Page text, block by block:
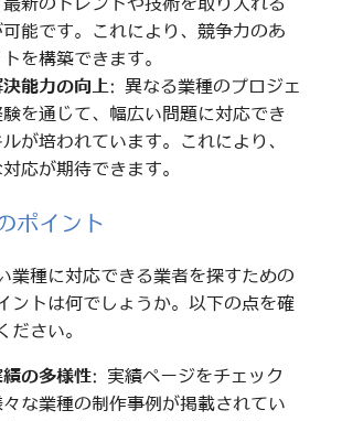
可能です。これにより、競争力のあ
を構築できます。
決能力の向上: 異なる業種のプロジェ
験を通じて、幅広い問題に対応でき
が培われています。これにより、
応が期待できます。
ポイント
業種に対応できる業者を探すための
ントは何でしょうか。以下の点を確
ださい。
の多様性: 実績ページをチェック
々な業種の制作事例が掲載されてい